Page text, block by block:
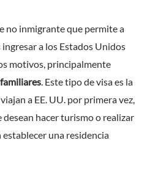
no inmigrante que permite a
a los Estados Unidos
motivos, principalmente
. Este tipo de visa es la
a EE. UU. por primera vez,
desean hacer turismo o realizar
una residencia